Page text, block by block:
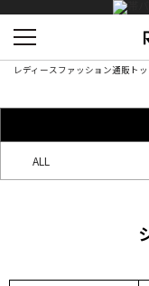
レディースファッション通販ト
ALL